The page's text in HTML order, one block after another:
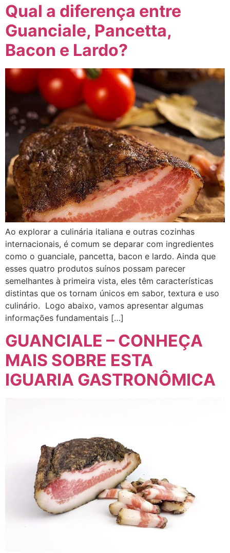
Qual a diferença entre
Guanciale, Pancetta,
Bacon e Lardo?
Ao explorar a culinária italiana e outras cozinhas
internacionais, é comum se deparar com ingredientes
como o guanciale, pancetta, bacon e lardo. Ainda que
esses quatro produtos suínos possam parecer
semelhantes à primeira vista, eles têm características
distintas que os tornam únicos em sabor, textura e uso
culinário. Logo abaixo, vamos apresentar algumas
informações fundamentais […]
GUANCIALE – CONHEÇA
MAIS SOBRE ESTA
IGUARIA GASTRONÔMICA